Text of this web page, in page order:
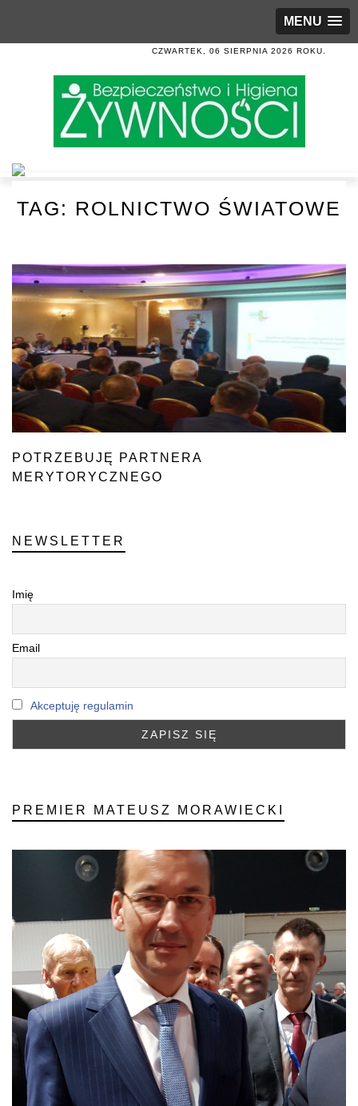
MENU
CZWARTEK, 06 SIERPNIA 2026 ROKU.
TAG: ROLNICTWO ŚWIATOWE
POTRZEBUJĘ PARTNERA
MERYTORYCZNEGO
NEWSLETTER
Imię
Email
Akceptuję regulamin
PREMIER MATEUSZ MORAWIECKI